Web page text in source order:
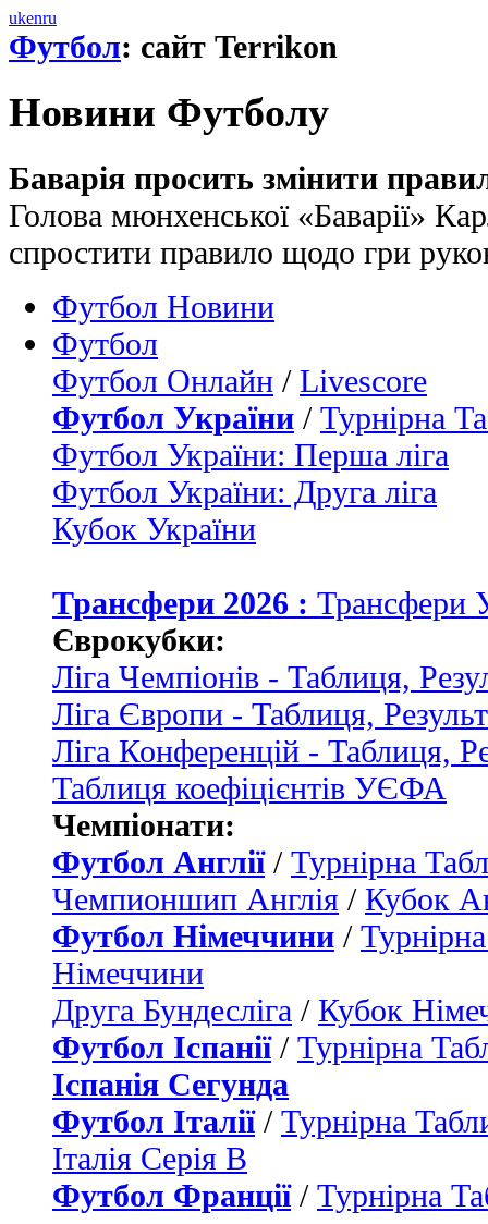
ukenru
Футбол: сайт Terrikon
Новини Футболу
Баварія просить змінити
Голова мюнхенської «Баварії»
спростити правило щодо гри
Футбол Новини
Футбол
Футбол Онлайн / Livescore
Футбол України / Турнірна
Футбол України: Перша ліга
Футбол України: Друга ліга
Кубок України
Трансфери 2026 : Трансфери
Єврокубки:
Ліга Чемпіонів - Таблиця,
Ліга Європи - Таблиця,
Ліга Конференцій - Таблиця,
Таблиця коефіцієнтів УЄФА
Чемпіонати:
Футбол Англії/ Турнірна
Чемпионшип Англія / Кубок
Футбол Німеччини /
Німеччини
Друга Бундесліга / Кубок
Футбол Іспанії/ Турнірна
Іспанія Сегунда
Футбол Італії/ Турнірна
Італія Серія B
Футбол Франції/ Турнірна